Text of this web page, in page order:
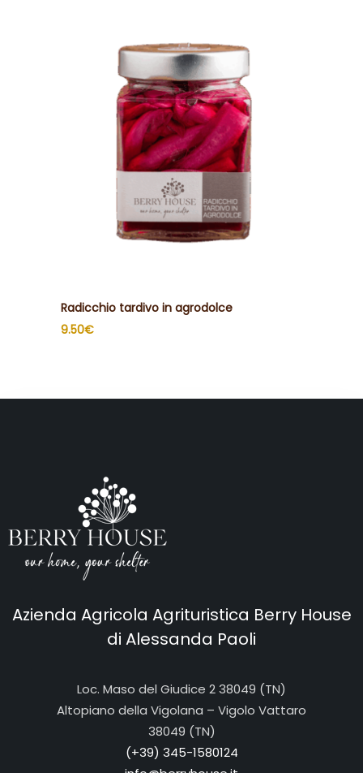
Radicchio tardivo in agrodolce
9.50€
Azienda Agricola Agrituristica Berry House
di Alessanda Paoli
Loc. Maso del Giudice 2 38049 (TN)
Altopiano della Vigolana – Vigolo Vattaro
38049 (TN)
(+39) 345-1580124